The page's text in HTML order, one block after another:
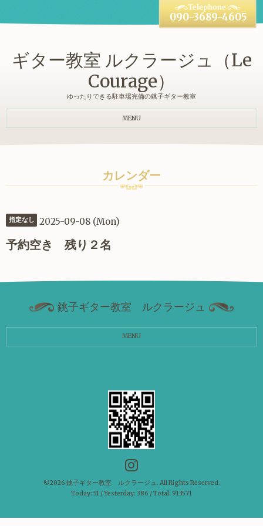
ギター教室 ルクラージュ（Le
Courage）
ゆったりできる駐車場完備の銚子ギター教室
090-3689-4605
MENU
カレンダー
指定なし 2025-09-08 (Mon)
予約空き 残り２名
銚子ギター教室 ルクラージュ
MENU
©2026 銚子ギター教室 ルクラージュ . All Rights Reserved.
Today: 51 / Yesterday: 386 / Total: 913571